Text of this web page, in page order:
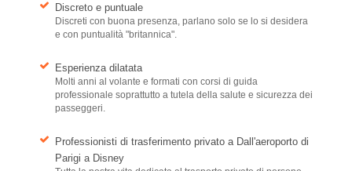
Discreto e puntuale
Discreti con buona presenza, parlano solo se lo si desidera
e con puntualità "britannica".
Esperienza dilatata
Molti anni al volante e formati con corsi di guida
professionale soprattutto a tutela della salute e sicurezza dei
passeggeri.
Professionisti di trasferimento privato a Dall'aeroporto di
Parigi a Disney